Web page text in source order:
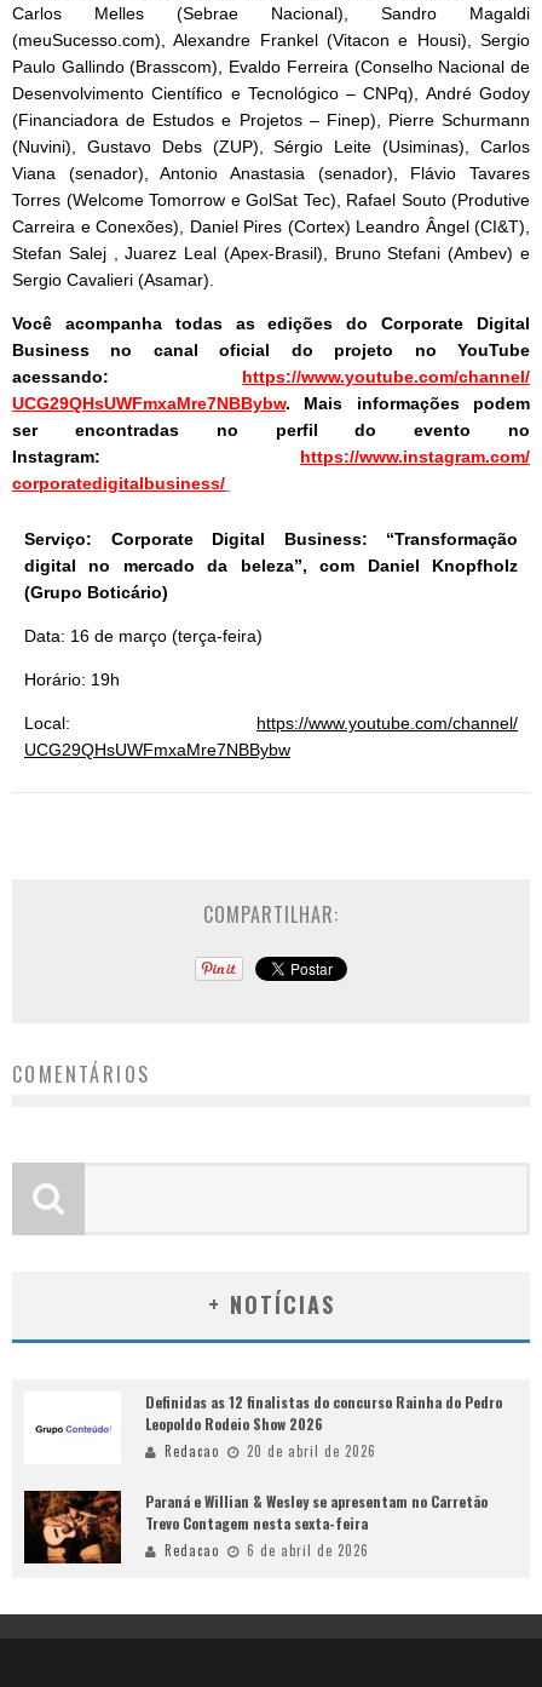
Carlos Melles (Sebrae Nacional), Sandro Magaldi
(meuSucesso.com), Alexandre Frankel (Vitacon e Housi), Sergio
Paulo Gallindo (Brasscom), Evaldo Ferreira (Conselho Nacional de
Desenvolvimento Científico e Tecnológico – CNPq), André Godoy
(Financiadora de Estudos e Projetos – Finep), Pierre Schurmann
(Nuvini), Gustavo Debs (ZUP), Sérgio Leite (Usiminas), Carlos
Viana (senador), Antonio Anastasia (senador), Flávio Tavares
Torres (Welcome Tomorrow e GolSat Tec), Rafael Souto (Produtive
Carreira e Conexões), Daniel Pires (Cortex) Leandro Ângel (CI&T),
Stefan Salej , Juarez Leal (Apex-Brasil), Bruno Stefani (Ambev) e
Sergio Cavalieri (Asamar).
Você acompanha todas as edições do Corporate Digital
Business no canal oficial do projeto no YouTube
acessando: https://www.youtube.com/channel/
UCG29QHsUWFmxaMre7NBBybw. Mais informações podem
ser encontradas no perfil do evento no
Instagram: https://www.instagram.com/
corporatedigitalbusiness/
Serviço: Corporate Digital Business: “Transformação
digital no mercado da beleza”, com Daniel Knopfholz
(Grupo Boticário)
Data: 16 de março (terça-feira)
Horário: 19h
Local: https://www.youtube.com/channel/
UCG29QHsUWFmxaMre7NBBybw
COMPARTILHAR:
COMENTÁRIOS
+ NOTÍCIAS
Definidas as 12 finalistas do concurso Rainha do Pedro
Leopoldo Rodeio Show 2026
Redacao 20 de abril de 2026
Paraná e Willian & Wesley se apresentam no Carretão
Trevo Contagem nesta sexta-feira
Redacao 6 de abril de 2026